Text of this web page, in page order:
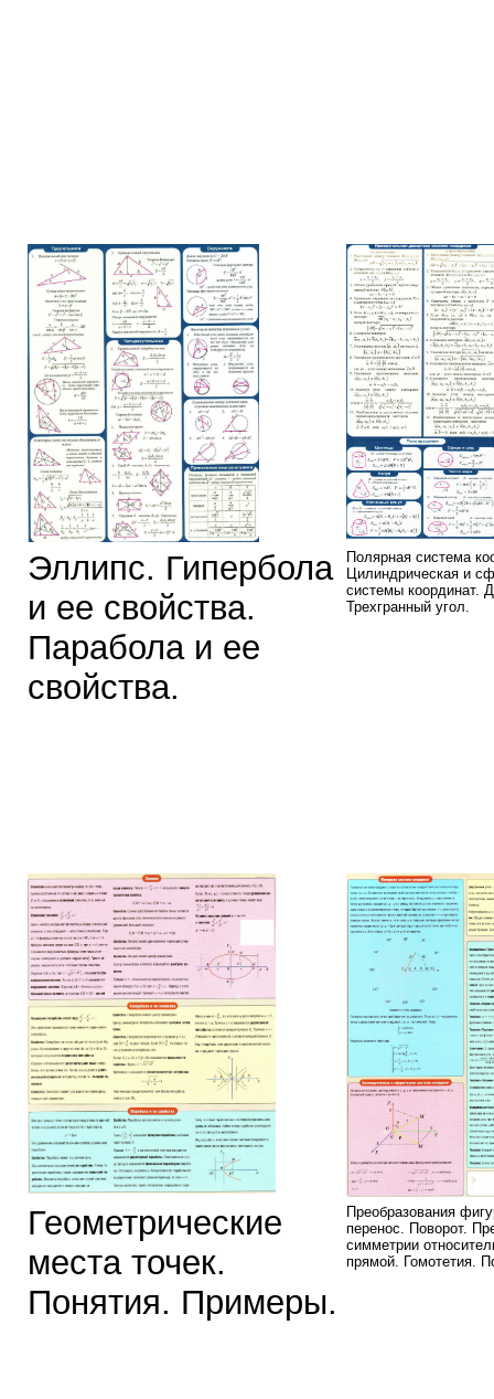
Эллипс. Гипербола
и ее свойства.
Парабола и ее
свойства.
Полярная система
Цилиндрическая и
системы координат.
Трехгранный угол.
Геометрические
места точек.
Понятия. Примеры.
Преобразования
перенос. Поворот.
симметрии
прямой. Гомотетия.